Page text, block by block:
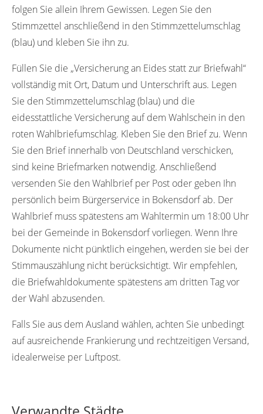
folgen Sie allein Ihrem Gewissen. Legen Sie den
Stimmzettel anschließend in den Stimmzettelumschlag
(blau) und kleben Sie ihn zu.
Füllen Sie die „Versicherung an Eides statt zur Briefwahl“
vollständig mit Ort, Datum und Unterschrift aus. Legen
Sie den Stimmzettelumschlag (blau) und die
eidesstattliche Versicherung auf dem Wahlschein in den
roten Wahlbriefumschlag. Kleben Sie den Brief zu. Wenn
Sie den Brief innerhalb von Deutschland verschicken,
sind keine Briefmarken notwendig. Anschließend
versenden Sie den Wahlbrief per Post oder geben Ihn
persönlich beim Bürgerservice in Bokensdorf ab. Der
Wahlbrief muss spätestens am Wahltermin um 18:00 Uhr
bei der Gemeinde in Bokensdorf vorliegen. Wenn Ihre
Dokumente nicht pünktlich eingehen, werden sie bei der
Stimmauszählung nicht berücksichtigt. Wir empfehlen,
die Briefwahldokumente spätestens am dritten Tag vor
der Wahl abzusenden.
Falls Sie aus dem Ausland wählen, achten Sie unbedingt
auf ausreichende Frankierung und rechtzeitigen Versand,
idealerweise per Luftpost.